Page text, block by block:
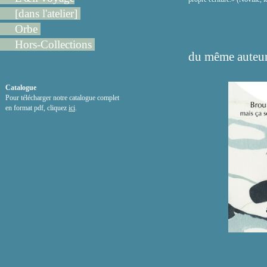
[dans l'atelier]
Orbe
Hors-Collections
Catalogue
Pour télécharger notre catalogue complet
en format pdf, cliquez ici
du même